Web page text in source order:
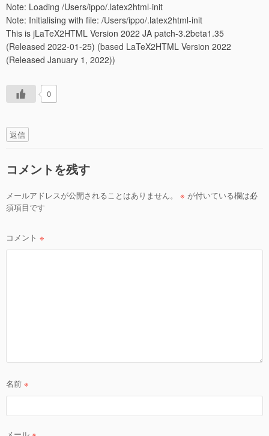
Note: Loading /Users/ippo/.latex2html-init
Note: Initialising with file: /Users/ippo/.latex2html-init
This is jLaTeX2HTML Version 2022 JA patch-3.2beta1.35
(Released 2022-01-25) (based LaTeX2HTML Version 2022
(Released January 1, 2022))
0
返信
コメントを残す
メールアドレスが公開されることはありません。 ※ が付いている欄は必
須項目です
コメント ※
名前 ※